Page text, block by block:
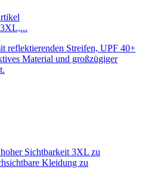
reflektierenden Streifen, UPF 40+
Material und großzügiger